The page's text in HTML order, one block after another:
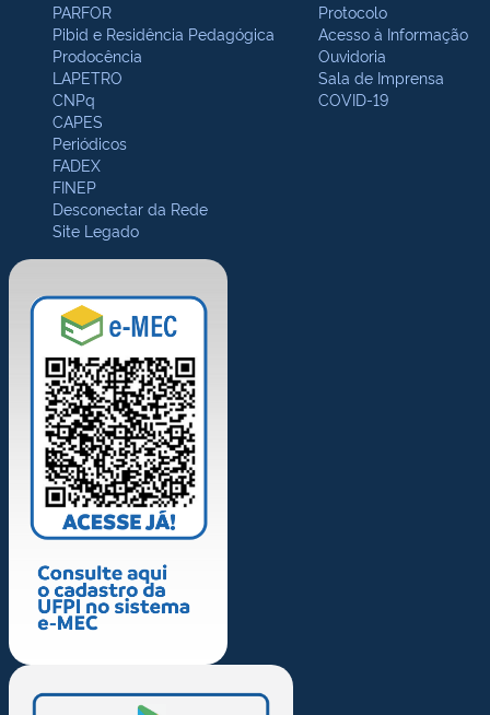
PARFOR
Pibid e Residência Pedagógica
Prodocência
LAPETRO
CNPq
CAPES
Periódicos
FADEX
FINEP
Desconectar da Rede
Site Legado
Protocolo
Acesso à Informação
Ouvidoria
Sala de Imprensa
COVID-19